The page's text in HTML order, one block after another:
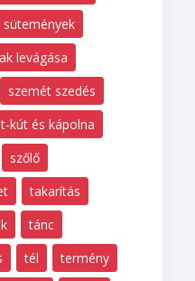
sütemények
levágása
szemét szedés
kút és kápolna
szőlő
takarítás
tánc
tél
termény